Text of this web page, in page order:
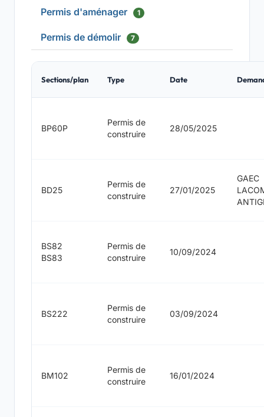
Permis d'aménager 1
Permis de démolir 7
Sections/plan Type Date
BP60P
Permis de
construire
28/05/2025
BD25
Permis de
construire
27/01/2025
GAEC
BS82
BS83
Permis de
construire
10/09/2024
BS222
Permis de
construire
03/09/2024
BM102
Permis de
construire
16/01/2024